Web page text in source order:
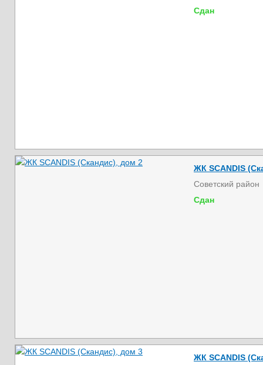
Сдан
ЖК SCANDIS
Советский район
Сдан
ЖК SCANDIS